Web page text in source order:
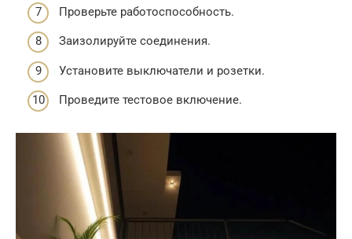
Проверьте работоспособность.
Заизолируйте соединения.
Установите выключатели и розетки.
Проведите тестовое включение.